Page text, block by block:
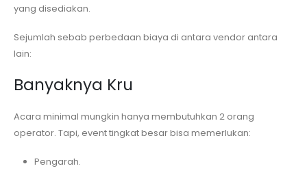
yang disediakan.
Sejumlah sebab perbedaan biaya di antara vendor antara
lain:
Banyaknya Kru
Acara minimal mungkin hanya membutuhkan 2 orang
operator. Tapi, event tingkat besar bisa memerlukan:
Pengarah.